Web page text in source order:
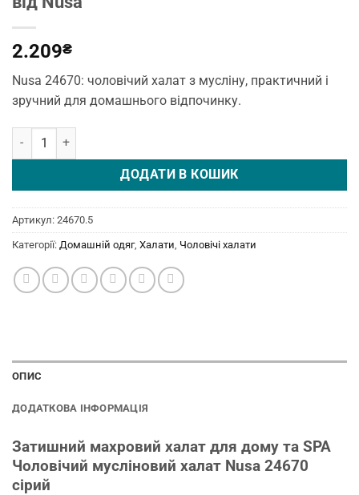
2.209₴
Nusa 24670: чоловічий халат з мусліну, практичний і
зручний для домашнього відпочинку.
Чоловічий мусліновий халат 24670 сірий від Nusa кількість
ДОДАТИ В КОШИК
Артикул: 24670.5
Категорії: Домашній одяг, Халати Чоловічі халати
ОПИС
ДОДАТКОВА ІНФОРМАЦІЯ
Затишний махровий халат для дому та SPA
Чоловічий мусліновий халат Nusa 24670
сірий